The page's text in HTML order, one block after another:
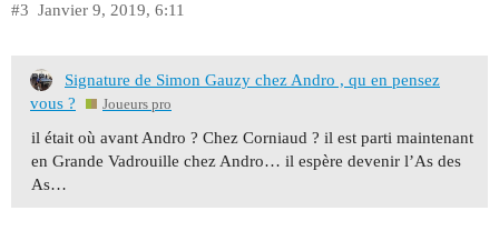
Janvier 9, 2019, 6:11
#3
Signature de Simon Gauzy chez Andro , qu en pensez
vous ?
Joueurs pro
il était où avant Andro ? Chez Corniaud ? il est parti maintenant
en Grande Vadrouille chez Andro… il espère devenir l’As des
As…